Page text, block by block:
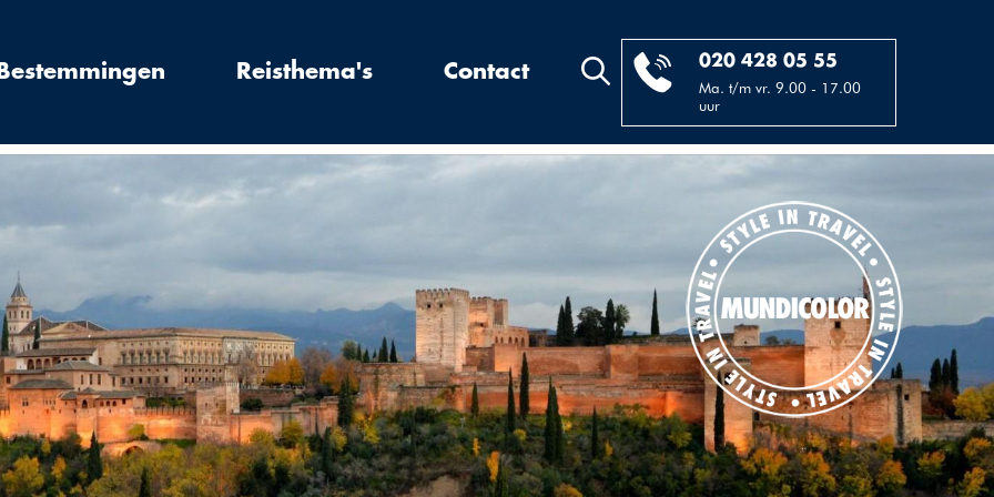
020 428 05 55
Ma. t/m vr. 9.00 - 17.00
uur
Reisthema's Contact